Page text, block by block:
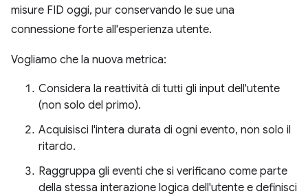
misure FID oggi, pur conservando le sue una
connessione forte all'esperienza utente.
Vogliamo che la nuova metrica:
Considera la reattività di tutti gli input dell'utente
(non solo del primo).
Acquisisci l'intera durata di ogni evento, non solo il
ritardo.
Raggruppa gli eventi che si verificano come parte
della stessa interazione logica dell'utente e definisci